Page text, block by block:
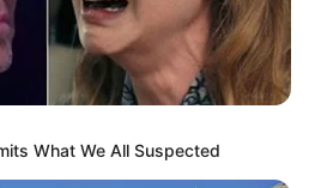
What We All Suspected